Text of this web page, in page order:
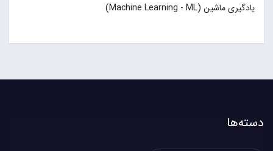
یادگیری ماشین (Machine Learning - ML)
دسته‌ها